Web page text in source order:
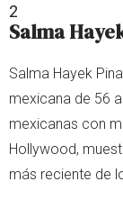
2
Salma
Salma Hayek
mexicana de 56
mexicanas con
Hollywood,
más reciente de